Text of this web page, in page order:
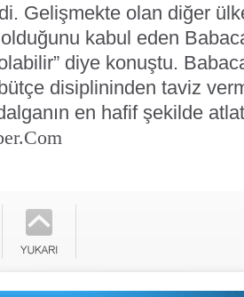
Gelişmekte olan diğer
kabul eden
diye konuştu.
disiplininden taviz
en hafif şekilde